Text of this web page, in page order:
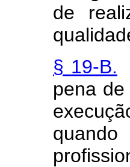
de
§ 19-B.
pena de
quando
prof